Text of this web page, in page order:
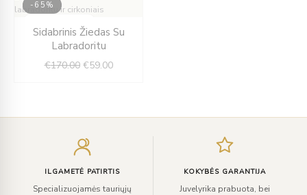
-65%
Sidabrinis Žiedas Su
Labradoritu
€170.00
Original
price
was:
€170.00.
€59.00
price
€59.00.
ILGAMETĖ PATIRTIS
Specializuojamės tauriųjų
KOKYBĖS GARANTIJA
Juvelyrika prabuota, bei